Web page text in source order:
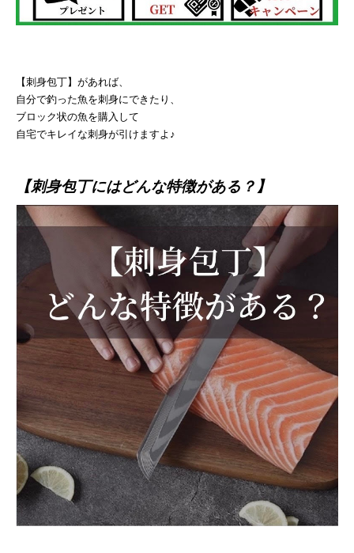
【刺身包丁】があれば、
自分で釣った魚を刺身にできたり、
ブロック状の魚を購入して
自宅でキレイな刺身が引けますよ♪
【刺身包丁にはどんな特徴がある？】